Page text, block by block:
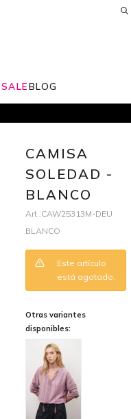
SALEBLOG
CAMISA
SOLEDAD -
BLANCO
CAW25313M-DEU
BLANCO
Este artículo
está agotado.
Otras variantes
disponibles: